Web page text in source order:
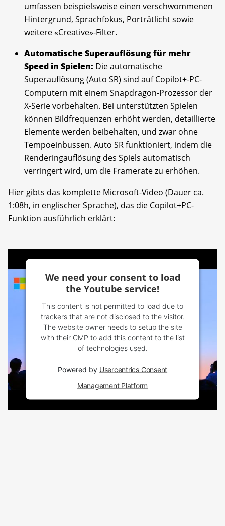
umfassen beispielsweise einen verschwommenen
Hintergrund, Sprachfokus, Porträtlicht sowie
weitere «Creative»-Filter.
Automatische Superauflösung für mehr
Speed in Spielen: Die automatische
Superauflösung (Auto SR) sind auf Copilot+-PC-
Computern mit einem Snapdragon-Prozessor der
X-Serie vorbehalten. Bei unterstützten Spielen
können Bildfrequenzen erhöht werden, detaillierte
Elemente werden beibehalten, und zwar ohne
Tempoeinbussen. Auto SR funktioniert, indem die
Renderingauflösung des Spiels automatisch
verringert wird, um die Framerate zu erhöhen.
Hier gibts das komplette Microsoft-Video (Dauer ca.
1:08h, in englischer Sprache), das die Copilot+PC-
Funktion ausführlich erklärt:
We need your consent to load
the Youtube service!
This content is not permitted to load due to
trackers that are not disclosed to the visitor.
The website owner needs to setup the site
with their CMP to add this content to the list
of technologies used.
Powered by Usercentrics Consent
Management Platform